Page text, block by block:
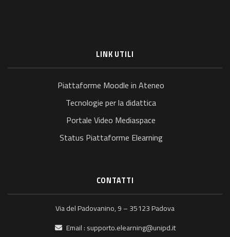
LINK UTILI
Piattaforme Moodle in Ateneo
Tecnologie per la didattica
Portale Video Mediaspace
Status Piattaforme Elearning
CONTATTI
Via del Padovanino, 9 – 35123 Padova
Email : supporto.elearning@unipd.it